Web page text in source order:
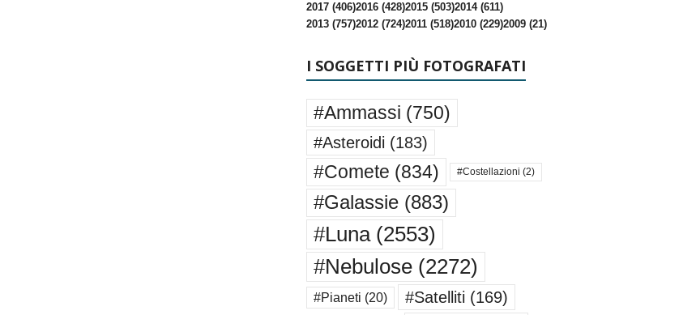
2017 (406)2016 (428)2015 (503)2014 (611)
2013 (757)2012 (724)2011 (518)2010 (229)2009 (21)
I SOGGETTI PIÙ FOTOGRAFATI
#Ammassi (750)
#Asteroidi (183)
#Comete (834) #Costellazioni (2)
#Galassie(883)
#Luna(2553)
#Nebulose(2272)
#Pianeti (20) #Satelliti (169)